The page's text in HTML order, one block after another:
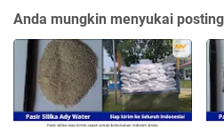
Anda mungkin menyukai